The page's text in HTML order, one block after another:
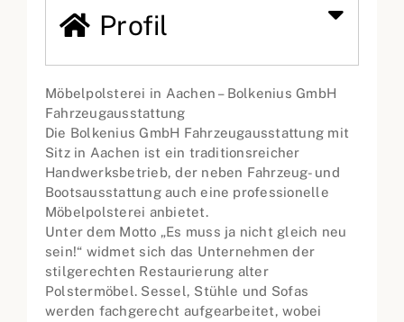
Profil
Möbelpolsterei in Aachen – Bolkenius GmbH
Fahrzeugausstattung
Die Bolkenius GmbH Fahrzeugausstattung mit
Sitz in Aachen ist ein traditionsreicher
Handwerksbetrieb, der neben Fahrzeug- und
Boots­ausstattung auch eine professionelle
Möbelpolsterei anbietet.
Unter dem Motto „Es muss ja nicht gleich neu
sein!“ widmet sich das Unternehmen der
stilgerechten Restaurierung alter
Polstermöbel. Sessel, Stühle und Sofas
werden fachgerecht aufgearbeitet, wobei